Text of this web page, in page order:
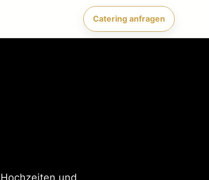
Catering anfragen
und